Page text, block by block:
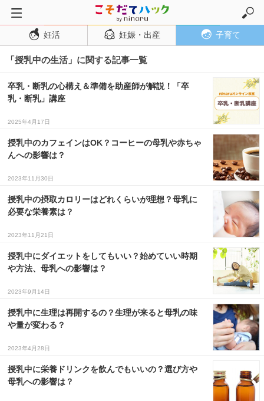
トップページ
妊活
妊娠・出産
妊娠超初期
妊娠初期
妊娠中期
妊娠後期
出産
子育て・育児
２歳児
妊活 妊娠・出産 子育て
「授乳中の生活」に関する記事一覧
卒乳・断乳の心構え＆準備を助産師が解説！「卒
乳・断乳」講座
2025年4月17日
授乳中のカフェインはOK？コーヒーの母乳や赤ちゃ
んへの影響は？
2023年11月30日
授乳中の摂取カロリーはどれくらいが理想？母乳に
必要な栄養素は？
2023年11月21日
授乳中にダイエットをしてもいい？始めていい時期
や方法、母乳への影響は？
2023年9月14日
授乳中に生理は再開するの？生理が来ると母乳の味
や量が変わる？
2023年4月28日
授乳中に栄養ドリンクを飲んでもいいの？選び方や
母乳への影響は？